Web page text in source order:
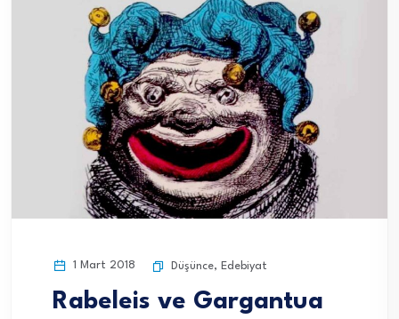
1 Mart 2018 Düşünce, Edebiyat
Rabeleis ve Gargantua